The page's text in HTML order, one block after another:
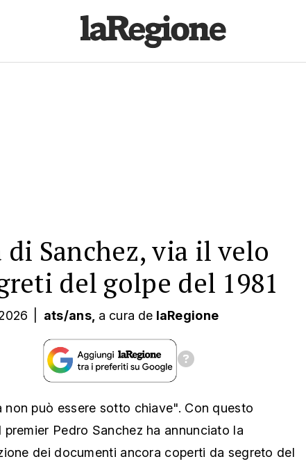
di Sanchez, via il velo
del golpe del 1981
ats/ans, a cura de laRegione
non può essere sotto chiave". Con questo
premier Pedro Sanchez ha annunciato la
dei documenti ancora coperti da segreto del